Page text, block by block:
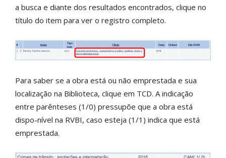
a busca e diante dos resultados encontrados, clique no
título do item para ver o registro completo.
Para saber se a obra está ou não emprestada e sua
localização na Biblioteca, clique em TCD. A indicação
entre parênteses (1/0) pressupõe que a obra está
dispo-nível na RVBI, caso esteja (1/1) indica que está
emprestada.